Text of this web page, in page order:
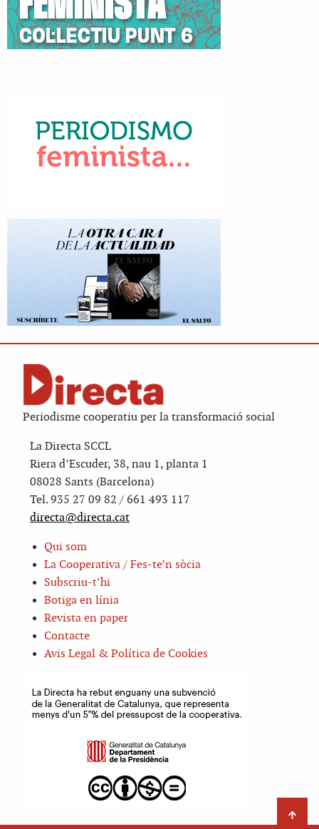
Periodisme cooperatiu per la transformació social
La Directa SCCL
Riera d’Escuder, 38, nau 1, planta 1
08028 Sants (Barcelona)
Tel. 935 27 09 82 / 661 493 117
directa@directa.cat
Qui som
La Cooperativa / Fes-te’n sòcia
Subscriu-t’hi
Botiga en línia
Revista en paper
Contacte
Avis Legal & Política de Cookies